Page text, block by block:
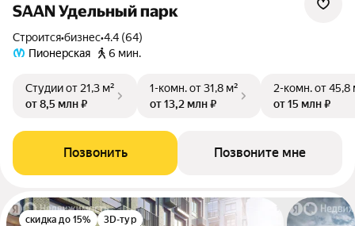
SAAN Удельный парк
Строится•бизнес•4.4 (64)
Пионерская
6 мин.
Студииот 21,3 м²
от 8,5 млн ₽
1-комн.от 31,8 м²
от 13,2 млн ₽
2-комн.от 45,8
от 15 млн ₽
Позвонить Позвоните мне
скидка до 15% 3D-тур